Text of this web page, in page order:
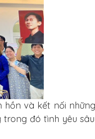
hồn và kết nối
đó tình yêu